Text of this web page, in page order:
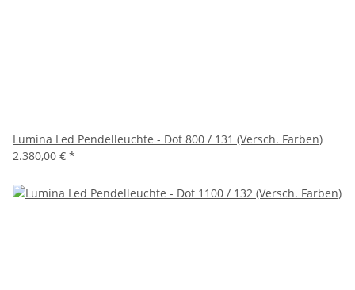
Lumina Led Pendelleuchte - Dot 800 / 131 (Versch. Farben)
2.380,00 € *